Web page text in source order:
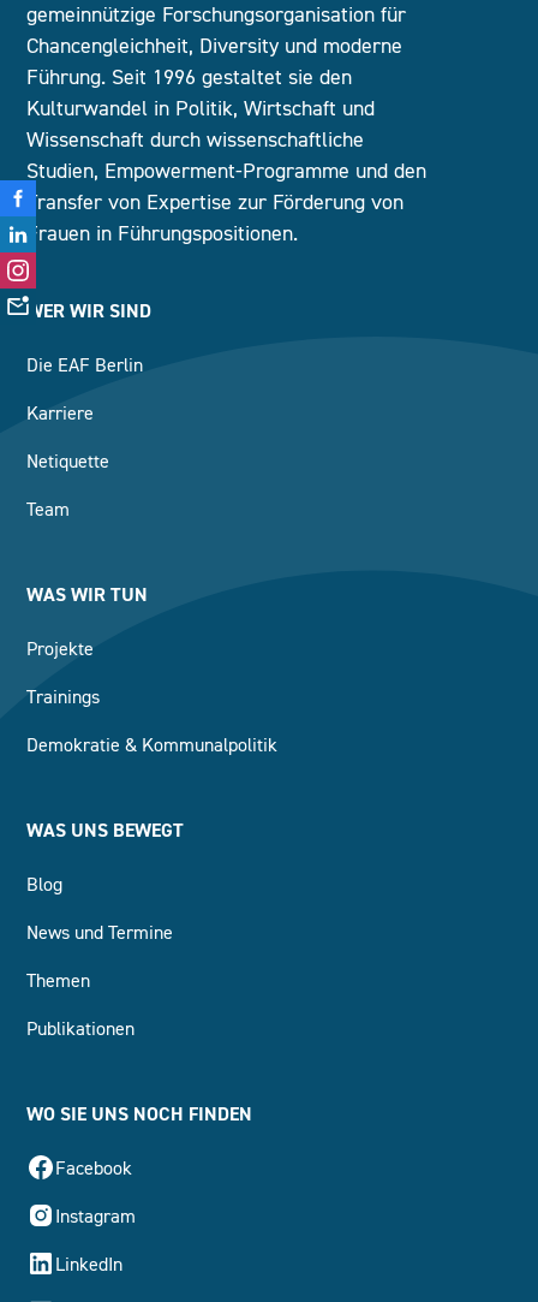
gemeinnützige Forschungsorganisation für
Chancengleichheit, Diversity und moderne
Führung. Seit 1996 gestaltet sie den
Kulturwandel in Politik, Wirtschaft und
Wissenschaft durch wissenschaftliche
Studien, Empowerment-Programme und den
Transfer von Expertise zur Förderung von
Frauen in Führungspositionen.
WER WIR SIND
Die EAF Berlin
Karriere
Netiquette
Team
WAS WIR TUN
Projekte
Trainings
Demokratie & Kommunalpolitik
WAS UNS BEWEGT
Blog
News und Termine
Themen
Publikationen
WO SIE UNS NOCH FINDEN
Facebook
Instagram
LinkedIn